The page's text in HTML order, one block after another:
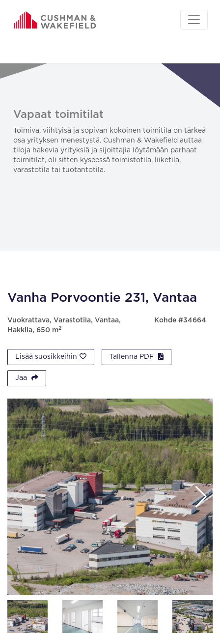
Vapaat toimitilat
Toimiva, viihtyisä ja sopivan kokoinen toimitila on tärkeä
osa yrityksen menestystä. Cushman & Wakefield auttaa
tiloja hakevia yrityksiä ja sijoittajia löytämään parhaat
toimitilat, oli sitten kyseessä toimistotila, liiketila,
varastotila tai tuotantotila.
Vanha Porvoontie 231, Vantaa
Vuokrattava, Varastotila, Vantaa,
Hakkila, 650 m2
Kohde #34664
Lisää suosikkeihin Tallenna PDF
Jaa